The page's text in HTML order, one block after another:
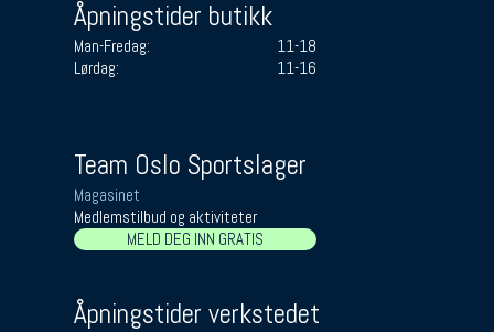
Åpningstider butikk
Man-Fredag:
11-18
Lørdag:
11-16
Team Oslo Sportslager
Magasinet
Medlemstilbud og aktiviteter
MELD DEG INN GRATIS
Åpningstider verkstedet